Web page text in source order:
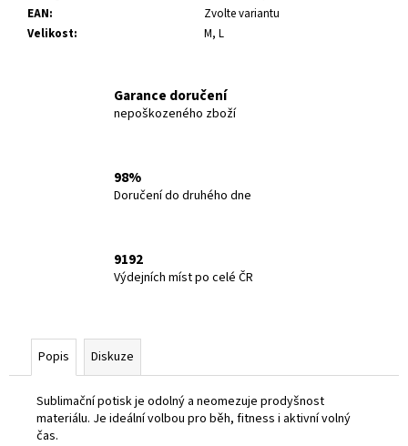
EAN:
Zvolte variantu
Velikost: M, L
Garance doručení
nepoškozeného zboží
98%
Doručení do druhého dne
9192
Výdejních míst po celé ČR
Popis Diskuze
Sublimační potisk je odolný a neomezuje prodyšnost
materiálu. Je ideální volbou pro běh, fitness i aktivní volný
čas.